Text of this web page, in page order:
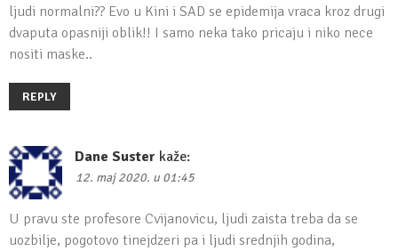
ljudi normalni?? Evo u Kini i SAD se epidemija vraca kroz drugi
dvaputa opasniji oblik!! I samo neka tako pricaju i niko nece
nositi maske..
REPLY
Dane Suster kaže:
12. maj 2020. u 01:45
U pravu ste profesore Cvijanovicu, ljudi zaista treba da se
uozbilje, pogotovo tinejdzeri pa i ljudi srednjih godina,